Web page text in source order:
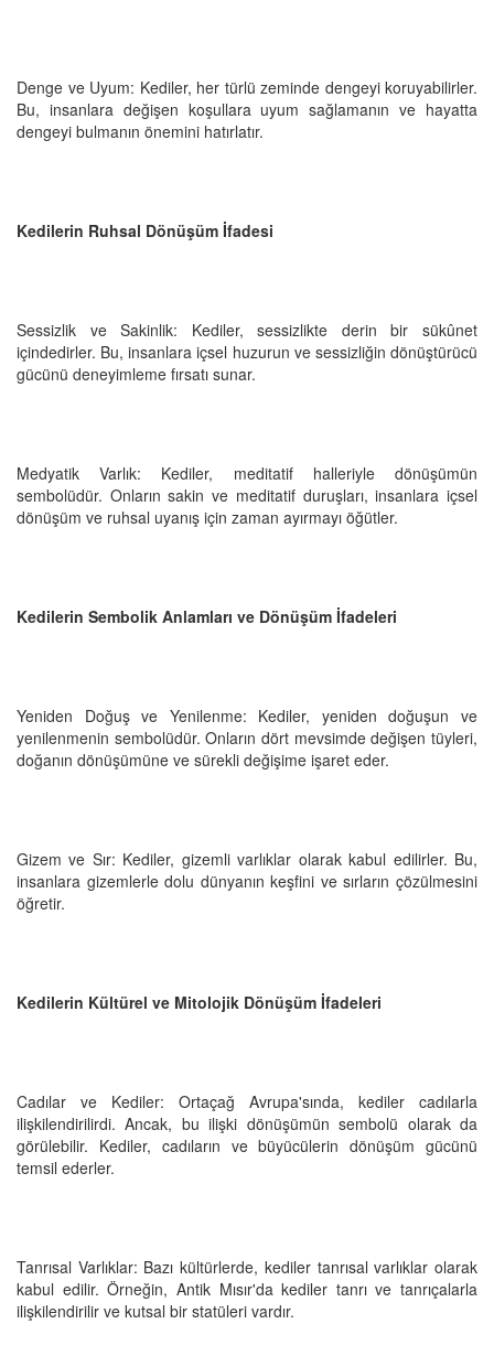
Denge ve Uyum: Kediler, her türlü zeminde dengeyi koruyabilirler.
Bu, insanlara değişen koşullara uyum sağlamanın ve hayatta
dengeyi bulmanın önemini hatırlatır.
Kedilerin Ruhsal Dönüşüm İfadesi
Sessizlik ve Sakinlik: Kediler, sessizlikte derin bir sükûnet
içindedirler. Bu, insanlara içsel huzurun ve sessizliğin dönüştürücü
gücünü deneyimleme fırsatı sunar.
Medyatik Varlık: Kediler, meditatif halleriyle dönüşümün
sembolüdür. Onların sakin ve meditatif duruşları, insanlara içsel
dönüşüm ve ruhsal uyanış için zaman ayırmayı öğütler.
Kedilerin Sembolik Anlamları ve Dönüşüm İfadeleri
Yeniden Doğuş ve Yenilenme: Kediler, yeniden doğuşun ve
yenilenmenin sembolüdür. Onların dört mevsimde değişen tüyleri,
doğanın dönüşümüne ve sürekli değişime işaret eder.
Gizem ve Sır: Kediler, gizemli varlıklar olarak kabul edilirler. Bu,
insanlara gizemlerle dolu dünyanın keşfini ve sırların çözülmesini
öğretir.
Kedilerin Kültürel ve Mitolojik Dönüşüm İfadeleri
Cadılar ve Kediler: Ortaçağ Avrupa'sında, kediler cadılarla
ilişkilendirilirdi. Ancak, bu ilişki dönüşümün sembolü olarak da
görülebilir. Kediler, cadıların ve büyücülerin dönüşüm gücünü
temsil ederler.
Tanrısal Varlıklar: Bazı kültürlerde, kediler tanrısal varlıklar olarak
kabul edilir. Örneğin, Antik Mısır'da kediler tanrı ve tanrıçalarla
ilişkilendirilir ve kutsal bir statüleri vardır.